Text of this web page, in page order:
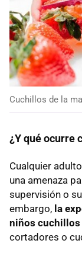
Cuchillos de la
¿Y qué ocurre
Cualquier
una amenaza
supervisión o
embargo, la
niños cuchillos
cortadores o